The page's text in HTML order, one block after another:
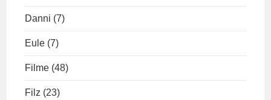
Danni (7)
Eule (7)
Filme (48)
Filz (23)